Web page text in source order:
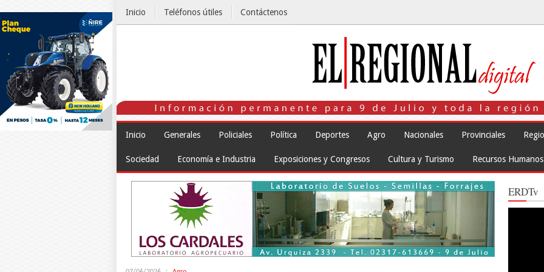
Inicio Teléfonos útiles Contáctenos
Inicio Generales Policiales Política Deportes Agro Nacionales Provinciales
Sociedad Economía e Industria Exposiciones y Congresos Cultura y Turismo Recursos Humanos
ERDTv